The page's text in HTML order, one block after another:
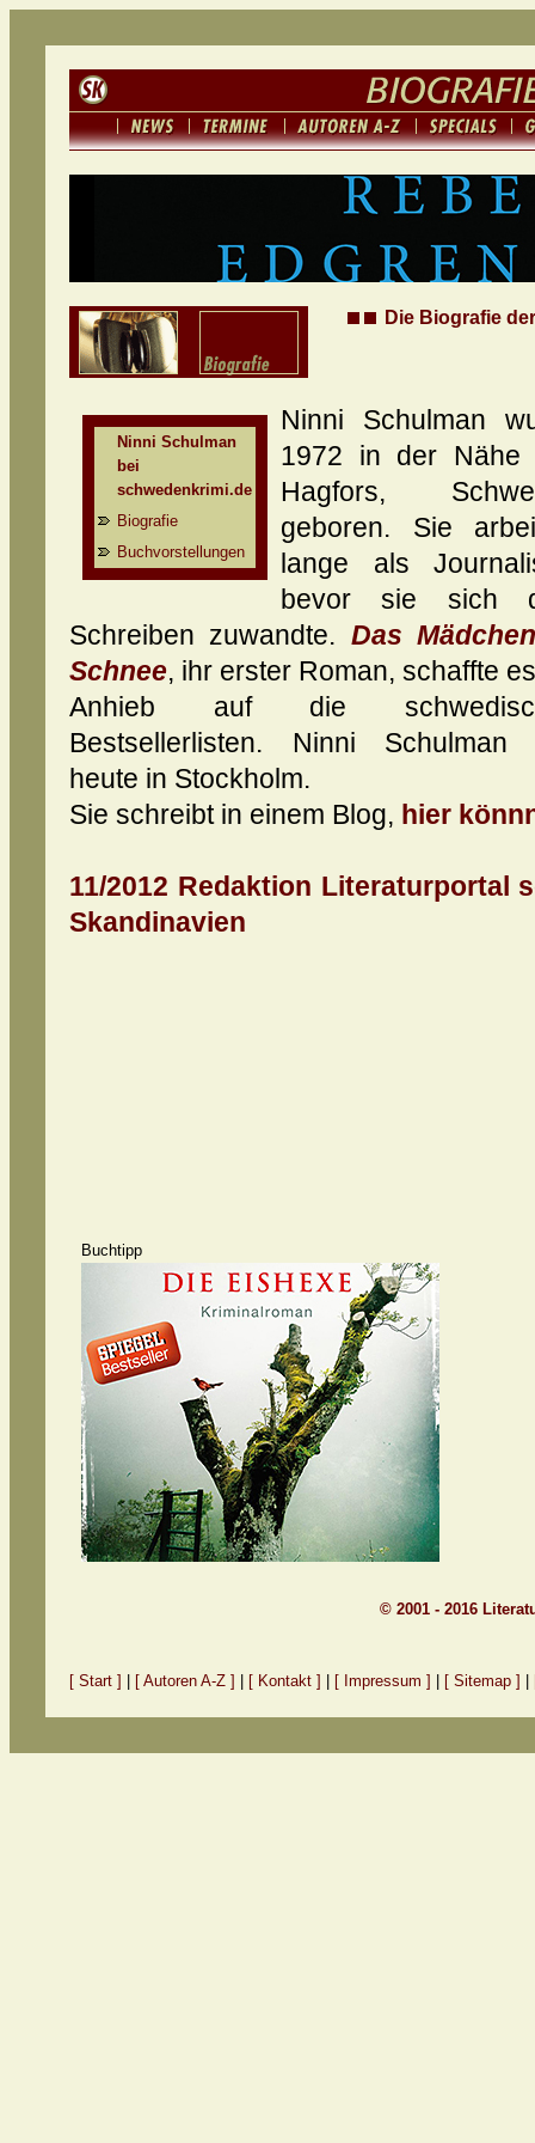
Die Biografie
Ninni Schulman
bei
schwedenkrimi.de
Biografie
Buchvorstellungen
Ninni Schulman
1972 in der Nähe
Hagfors,
geboren. Sie
lange als
bevor sie sich
Schreiben zuwandte. Das
Schnee, ihr erster Roman, schaffte
Anhieb auf die
Bestsellerlisten. Ninni Schulman
heute in Stockholm.
Sie schreibt in einem Blog, hier
11/2012 Redaktion Literaturportal
Skandinavien
Buchtipp
© 2001 - 2016
[ Start ] [ Autoren A-Z ] [ Kontakt ] [ Impressum ] [ Sitemap ]